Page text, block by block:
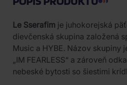
Le Sserafim je juhokorejská
dievčenská skupina založená
Music a HYBE. Názov skupiny
„IM FEARLESS“ a zároveň
nebeské bytosti so šiestimi